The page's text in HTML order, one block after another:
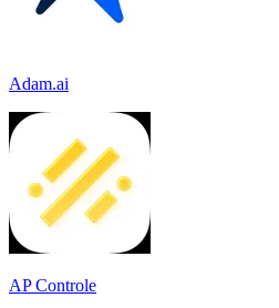
Adam.ai
AP Controle